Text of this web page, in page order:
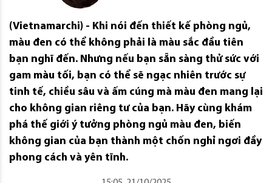
(Vietnamarchi) - Khi nói đến thiết kế phòng ngủ,
màu đen có thể không phải là màu sắc đầu tiên
bạn nghĩ đến. Nhưng nếu bạn sẵn sàng thử sức với
gam màu tối, bạn có thể sẽ ngạc nhiên trước sự
tinh tế, chiều sâu và ấm cúng mà màu đen mang lại
cho không gian riêng tư của bạn. Hãy cùng khám
phá thế giới ý tưởng phòng ngủ màu đen, biến
không gian của bạn thành một chốn nghỉ ngơi đầy
phong cách và yên tĩnh.